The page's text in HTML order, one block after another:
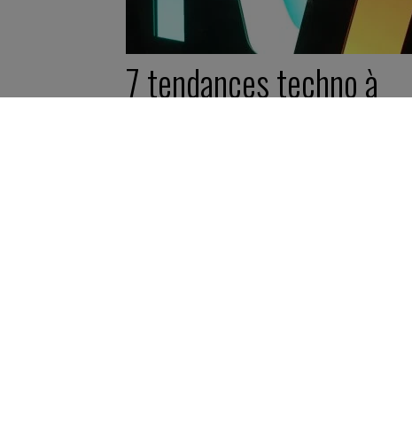
7 tendances techno à